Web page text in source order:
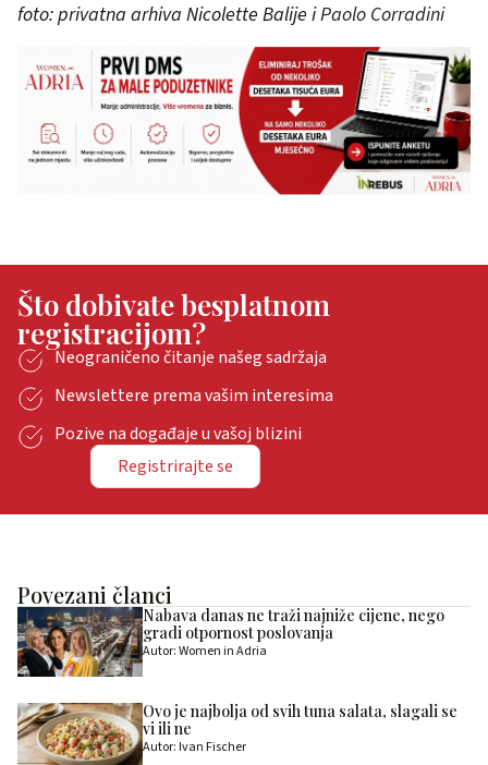
foto: privatna arhiva Nicolette Balije iPaolo Corradini
Što dobivate besplatnom
registracijom?
Neograničeno čitanje našeg sadržaja
Newslettere prema vašim interesima
Pozive na događaje u vašoj blizini
Registrirajte se
Povezani članci
Nabava danas ne traži najniže cijene, nego
gradi otpornost poslovanja
Autor: Women in Adria
Ovo je najbolja od svih tuna salata, slagali se
vi ili ne
Autor: Ivan Fischer